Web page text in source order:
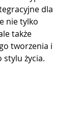
dla
nie tylko
także
tworzenia i
życia.